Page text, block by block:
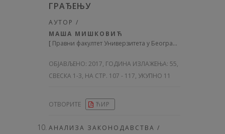
ГРАЂЕЊУ
АУТОР /
МАША МИШКОВИЋ
[ Правни факултет Универзитета у Београду
ОБЈАВЉЕНО: 2017, ГОДИНА ИЗЛАЖЕЊА: 55,
СВЕСКА 1-3, НА СТР. 107 - 117, УКУПНО 11
ОТВОРИТЕ ЋИР
АНАЛИЗА ЗАКОНОДАВСТВА /